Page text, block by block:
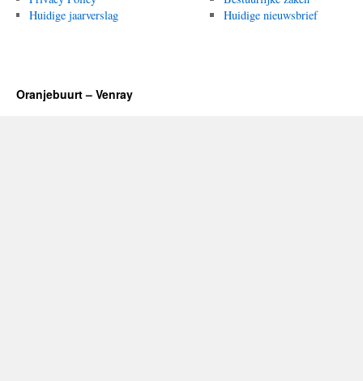
Huidige jaarverslag
Huidige nieuwsbrief
Oranjebuurt – Venray